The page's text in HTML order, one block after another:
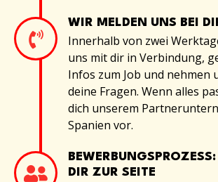
WIR MELDEN UNS BEI
Innerhalb von zwei
uns mit dir in Verbindung,
Infos zum Job und nehmen
deine Fragen. Wenn alles
dich unserem
Spanien vor.
DIR ZUR SEITE